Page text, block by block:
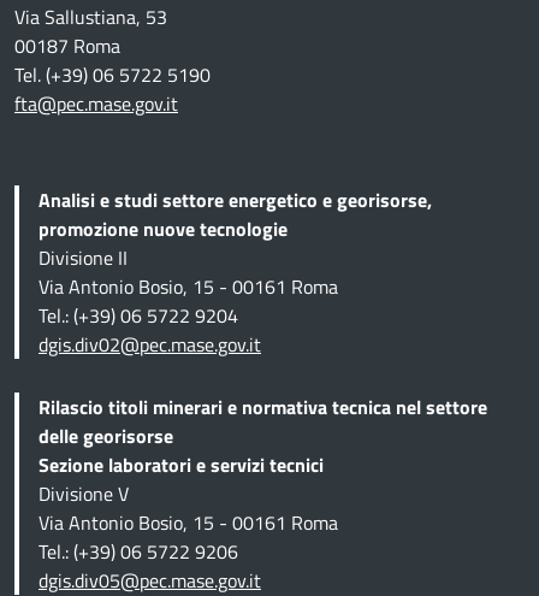
Via Sallustiana, 53
00187 Roma
Tel. (+39) 06 5722 5190
fta@pec.mase.gov.it
Analisi e studi settore energetico e georisorse,
promozione nuove tecnologie
Divisione II
Via Antonio Bosio, 15 - 00161 Roma
Tel.: (+39) 06 5722 9204
dgis.div02@pec.mase.gov.it
Rilascio titoli minerari e normativa tecnica nel settore
delle georisorse
Sezione laboratori e servizi tecnici
Divisione V
Via Antonio Bosio, 15 - 00161 Roma
Tel.: (+39) 06 5722 9206
dgis.div05@pec.mase.gov.it